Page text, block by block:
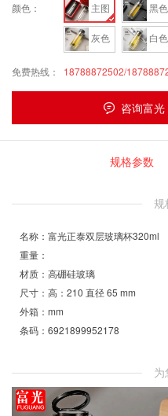
颜色： 主图 黑色
灰色 白色
免费热线： 18788872502/
咨询富光
规格参数
规
名称：富光正泰双层玻璃杯320ml
重量：
材质：高硼硅玻璃
尺寸：高：210 直径 65 mm
外箱：mm
条码：6921899952178
为